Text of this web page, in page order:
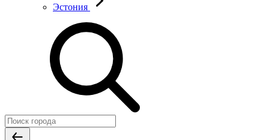
Эстония